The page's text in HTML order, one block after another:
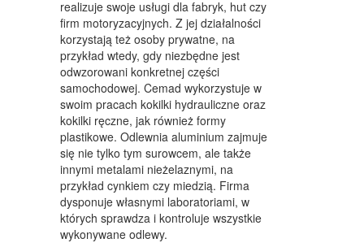
SPRZEDAŻ INTERNTOWA
BIŻUTERIA
DLA DZIECI
MEBLE
WYPOSAŻENIE WNĘTRZ
WYPOSAŻENIE ŁAZIENKI
ODZIEŻ
SPORT
realizuje swoje usługi dla fabryk, hut czy
firm motoryzacyjnych. Z jej działalności
korzystają też osoby prywatne, na
przykład wtedy, gdy niezbędne jest
odwzorowani konkretnej części
samochodowej. Cemad wykorzystuje w
swoim pracach kokilki hydrauliczne oraz
kokilki ręczne, jak również formy
plastikowe. Odlewnia aluminium zajmuje
się nie tylko tym surowcem, ale także
innymi metalami nieżelaznymi, na
przykład cynkiem czy miedzią. Firma
dysponuje własnymi laboratoriami, w
których sprawdza i kontroluje wszystkie
wykonywane odlewy.